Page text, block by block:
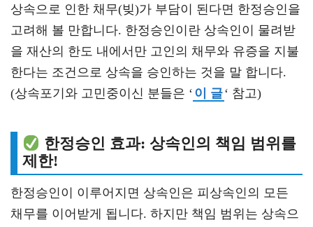
상속으로 인한 채무(빚)가 부담이 된다면 한정승인을
고려해 볼 만합니다. 한정승인이란 상속인이 물려받
을 재산의 한도 내에서만 고인의 채무와 유증을 지불
한다는 조건으로 상속을 승인하는 것을 말 합니다.
(상속포기와 고민중이신 분들은 ‘ 이 글‘ 참고)
한정승인 효과: 상속인의 책임 범위를
제한!
한정승인이 이루어지면 상속인은 피상속인의 모든
채무를 이어받게 됩니다. 하지만 책임 범위는 상속으